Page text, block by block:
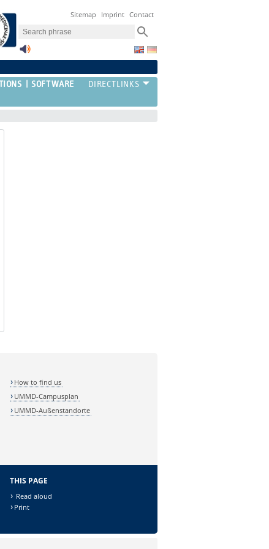
Sitemap Imprint Contact
SOFTWARE
How to find us
UMMD-Campusplan
UMMD-Außenstandorte
THIS PAGE
Read aloud
Print